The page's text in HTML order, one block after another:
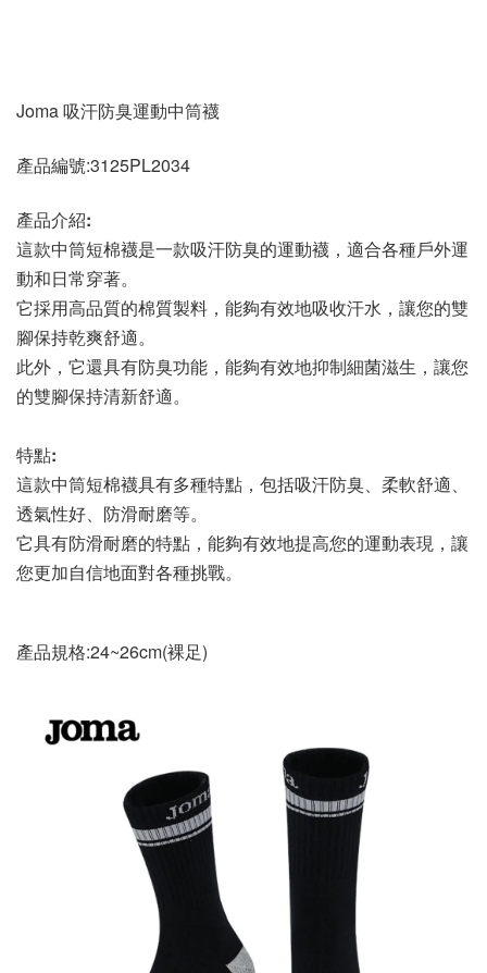
Joma 吸汗防臭運動中筒襪
產品編號:3125PL2034
產品介紹:
這款中筒短棉襪是一款吸汗防臭的運動襪，適合各種戶外運
動和日常穿著。
它採用高品質的棉質製料，能夠有效地吸收汗水，讓您的雙
腳保持乾爽舒適。
此外，它還具有防臭功能，能夠有效地抑制細菌滋生，讓您
的雙腳保持清新舒適。
特點:
這款中筒短棉襪具有多種特點，包括吸汗防臭、柔軟舒適、
透氣性好、防滑耐磨等。
它具有防滑耐磨的特點，能夠有效地提高您的運動表現，讓
您更加自信地面對各種挑戰。
產品規格:24~26cm(裸足)